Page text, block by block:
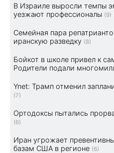
В Израиле выросли темпы
уезжают профессионалы (9)
Семейная пара
иранскую разведку (8)
Бойкот в школе привел к
Родители подали
Ynet: Трамп отменил
(7)
Ортодоксы пытались
(6)
Иран угрожает
базам США в регионе (6)